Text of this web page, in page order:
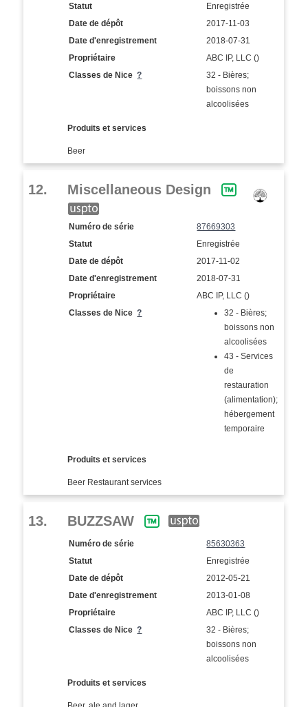
Statut
Enregistrée
Date de dépôt
2017-11-03
Date d'enregistrement
2018-07-31
Propriétaire
ABC IP, LLC ()
Classes de Nice?
32 - Bières;
boissons non
alcoolisées
Produits et services
Beer
12. Miscellaneous Design
Numéro de série
87669303
Statut
Enregistrée
Date de dépôt
2017-11-02
Date d'enregistrement
2018-07-31
Propriétaire
ABC IP, LLC ()
Classes de Nice?
32 - Bières;
boissons non
alcoolisées
43 - Services
de
restauration
(alimentation);
hébergement
temporaire
Produits et services
Beer Restaurant services
13. BUZZSAW
Numéro de série
85630363
Statut
Enregistrée
Date de dépôt
2012-05-21
Date d'enregistrement
2013-01-08
Propriétaire
ABC IP, LLC ()
Classes de Nice?
32 - Bières;
boissons non
alcoolisées
Produits et services